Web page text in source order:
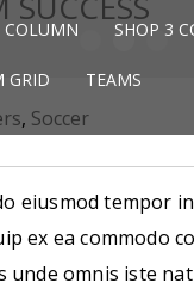
COLUMN SHOP 3
GRID TEAMS
, Soccer
eiusmod tempor
ex ea
omnis iste